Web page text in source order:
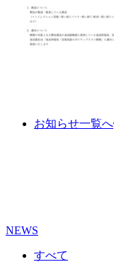
お知らせ一覧へ
NEWS
すべて